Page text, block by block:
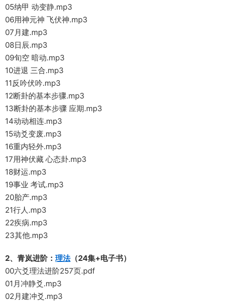
05纳甲 动变静.mp3
06用神元神 飞伏神.mp3
07月建.mp3
08日辰.mp3
09旬空 暗动.mp3
10进退 三合.mp3
11反吟伏吟.mp3
12断卦的基本步骤.mp3
13断卦的基本步骤 应期.mp3
14动动相连.mp3
15动爻变废.mp3
16重内轻外.mp3
17用神伏藏 心态卦.mp3
18财运.mp3
19事业 考试.mp3
20胎产.mp3
21行人.mp3
22疾病.mp3
23其他.mp3
2、青岚进阶： 理法（24集+电子书）
00六爻理法进阶257页.pdf
01月冲静爻.mp3
02月建冲爻.mp3